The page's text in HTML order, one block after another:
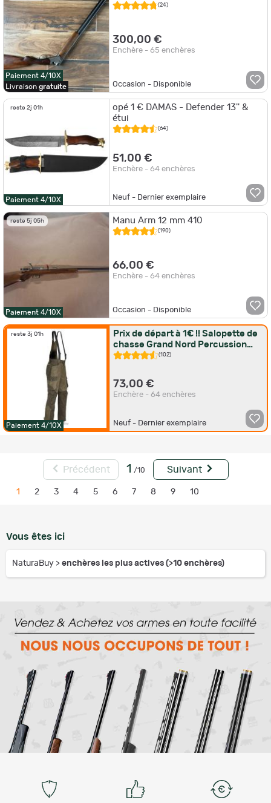
Paiement 4/10X
Livraison gratuite
(24)
300,00 €
Enchère - 65 enchères
Occasion - Disponible
reste 2j 01h
Paiement 4/10X
opé 1 € DAMAS - Defender 13'' &
étui
(64)
51,00 €
Enchère - 64 enchères
Neuf - Dernier exemplaire
reste 5j 05h
Paiement 4/10X
Manu Arm 12 mm 410
(190)
66,00 €
Enchère - 64 enchères
Occasion - Disponible
reste 3j 01h
Paiement 4/10X
Prix de départ à 1€ !! Salopette de
chasse Grand Nord Percussion
Kaki Taille 44
(102)
73,00 €
Enchère - 64 enchères
Neuf - Dernier exemplaire
Précédent 1 /10 Suivant
1 2 3 4 5 6 7 8 9 10
Vous êtes ici
NaturaBuy > enchères les plus actives (>10 enchères)